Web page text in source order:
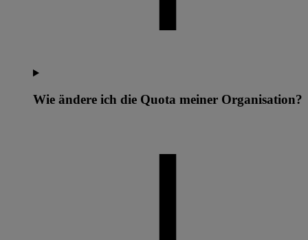
Wie ändere ich die Quota meiner Organisation?